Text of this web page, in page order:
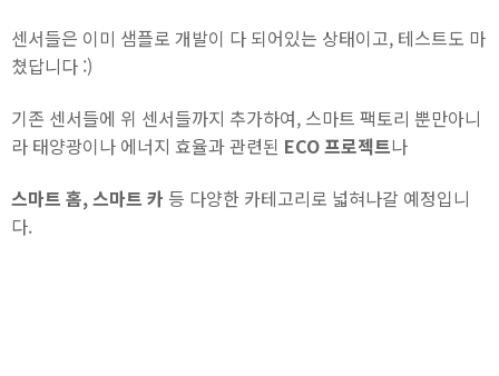
센서들은 이미 샘플로 개발이 다 되어있는 상태이고, 테스트도 마
쳤답니다 :)
기존 센서들에 위 센서들까지 추가하여, 스마트 팩토리 뿐만아니
라 태양광이나 에너지 효율과 관련된 ECO 프로젝트나
스마트 홈, 스마트 카 등 다양한 카테고리로 넓혀나갈 예정입니
다.